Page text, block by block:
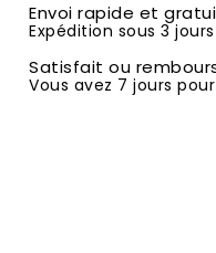
Envoi rapide et
Expédition sous 3
Satisfait ou
Vous avez 7 jours